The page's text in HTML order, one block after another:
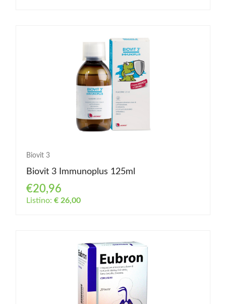
Biovit 3
Biovit 3 Immunoplus 125ml
€20,96
Listino: € 26,00